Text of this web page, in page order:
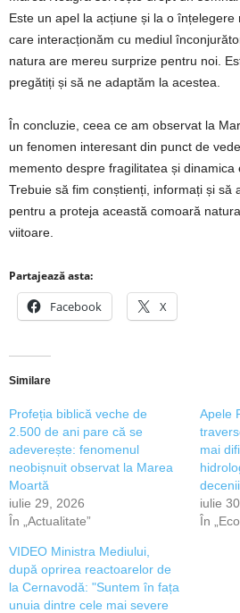
Este un apel la acțiune și la o
care interacționăm cu mediul
natura are mereu surprize pentru noi.
pregătiți și să ne adaptăm la acestea.
În concluzie, ceea ce am observat la
un fenomen interesant din punct de
memento despre fragilitatea și dinamica
Trebuie să fim conștienți, informați și să
pentru a proteja această comoară
viitoare.
Partajează asta:
Facebook X
Similare
Profeția biblică veche de
2.500 de ani pare că se
adeverește: fenomenul
neobișnuit observat la Marea
Moartă
iulie 29, 2026
În „Actualitate”
Apele
mai
decenii
iulie
În
VIDEO Ministra Mediului,
după oprirea reactoarelor de
la Cernavodă: "Suntem în fața
unuia dintre cele mai severe